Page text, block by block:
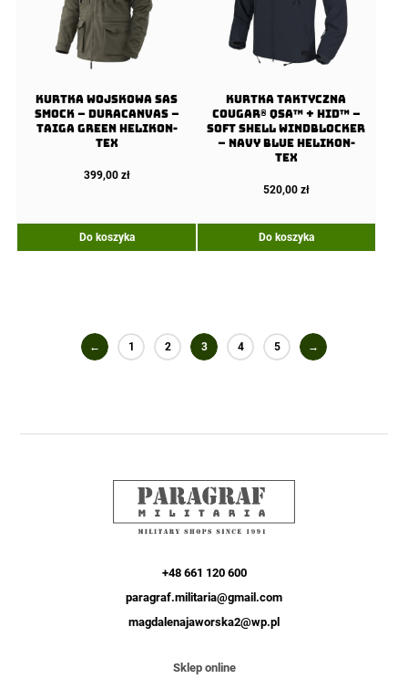
Kurtka wojskowa SAS
Smock – Duracanvas –
Taiga Green Helikon-
Tex
399,00 zł
Do koszyka
Kurtka taktyczna
COUGAR® QSA™ + HID™ –
Soft Shell Windblocker
– Navy Blue Helikon-
Tex
520,00 zł
Do koszyka
← 1 2 3 4 5 →
+48 661 120 600
paragraf.militaria@gmail.com
magdalenajaworska2@wp.pl
Sklep online